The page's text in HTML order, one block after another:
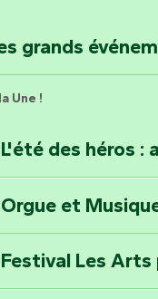
Explorez la
passeurs d'histoires
Partez en
Percez les
grands
Une !
L'été des héros :
Orgue et
Festival Les Arts
!